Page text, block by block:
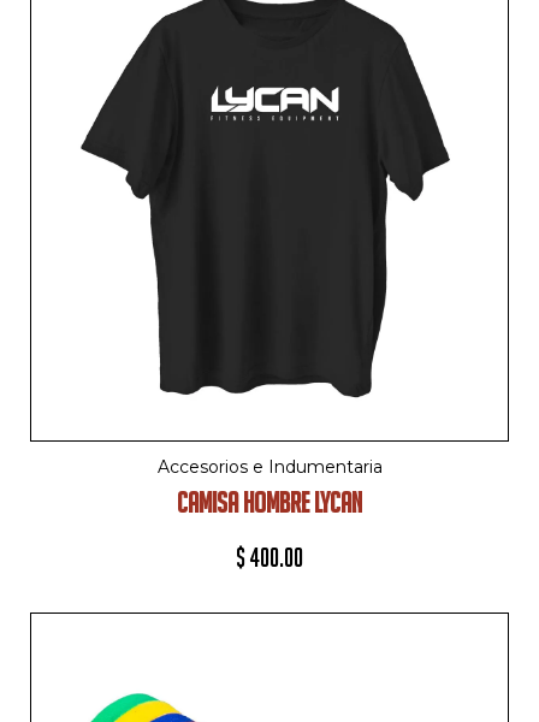
Accesorios e Indumentaria
CAMISA HOMBRE LYCAN
$400.00